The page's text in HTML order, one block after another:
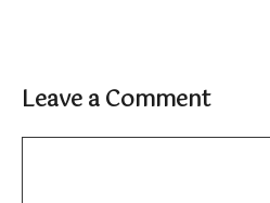
Leave a Comment
Comment